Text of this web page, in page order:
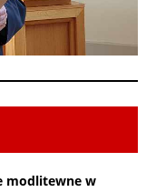
modlitewne w